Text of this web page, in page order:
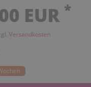
EUR *
Versandkosten